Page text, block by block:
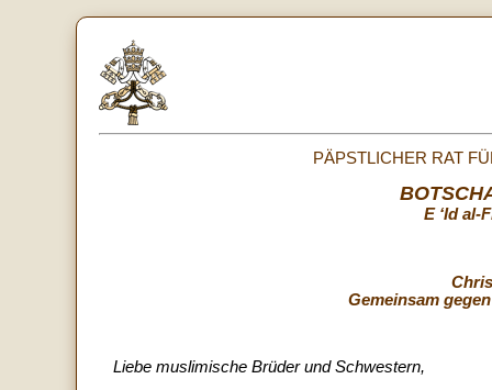
PÄPSTLICHER RAT
E ‘Id al-
Gemeinsam
Liebe muslimische Brüder und Schwestern,